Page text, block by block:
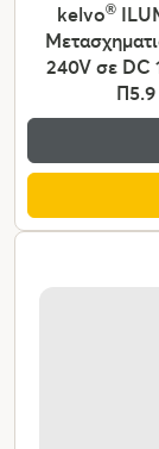
kelvo®
240V σε DC